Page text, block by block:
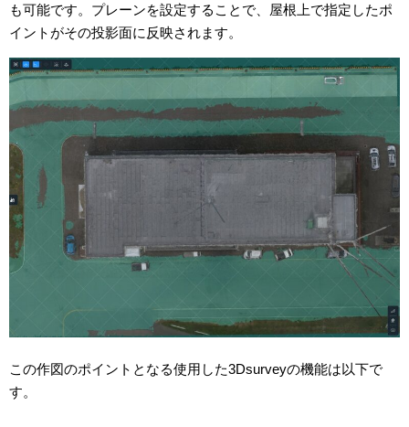
も可能です。プレーンを設定することで、屋根上で指定したポ
イントがその投影面に反映されます。
この作図のポイントとなる使用した3Dsurveyの機能は以下で
す。